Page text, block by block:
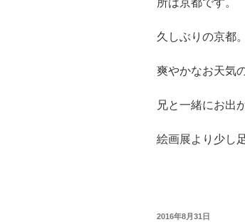
久しぶりの京都。
爽やかなお天気
兄と一緒にお出
絵画展より少し
投
2016年8月31日